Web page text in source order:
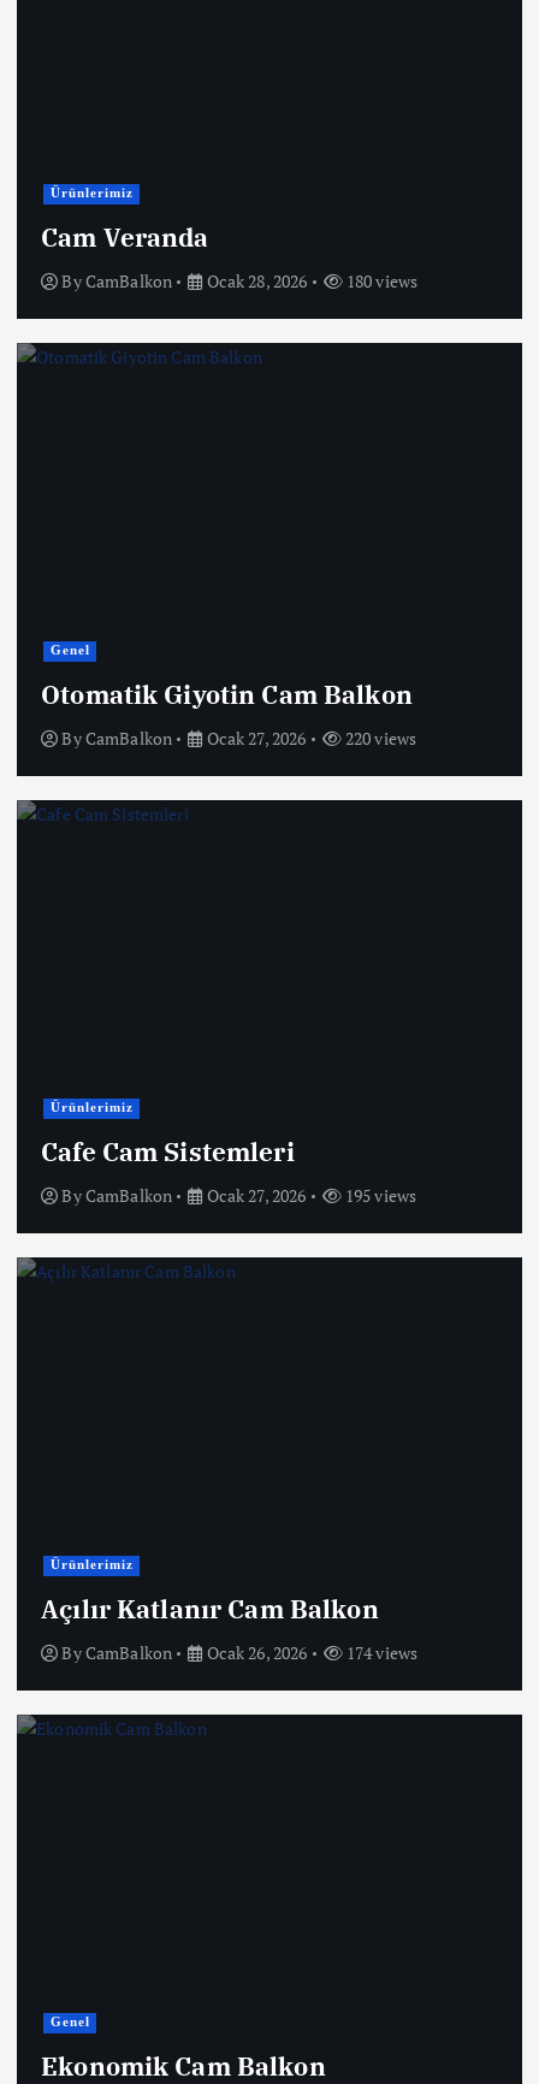
Ürünlerimiz
Cam Veranda
ByCamBalkon Ocak 28, 2026 180 views
Genel
Otomatik Giyotin Cam Balkon
ByCamBalkon Ocak 27, 2026 220 views
Ürünlerimiz
Cafe Cam Sistemleri
ByCamBalkon Ocak 27, 2026 195 views
Ürünlerimiz
Açılır Katlanır Cam Balkon
ByCamBalkon Ocak 26, 2026 174 views
Genel
Ekonomik Cam Balkon